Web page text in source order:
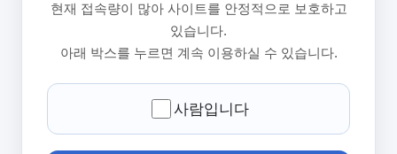
현재 접속량이 많아 사이트를 안정적으로 보호하고
있습니다.
아래 박스를 누르면 계속 이용하실 수 있습니다.
사람입니다